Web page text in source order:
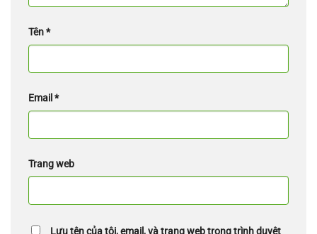
Tên*
Email *
Trang web
Lưu tên của tôi, email, và trang web trong trình duyệt